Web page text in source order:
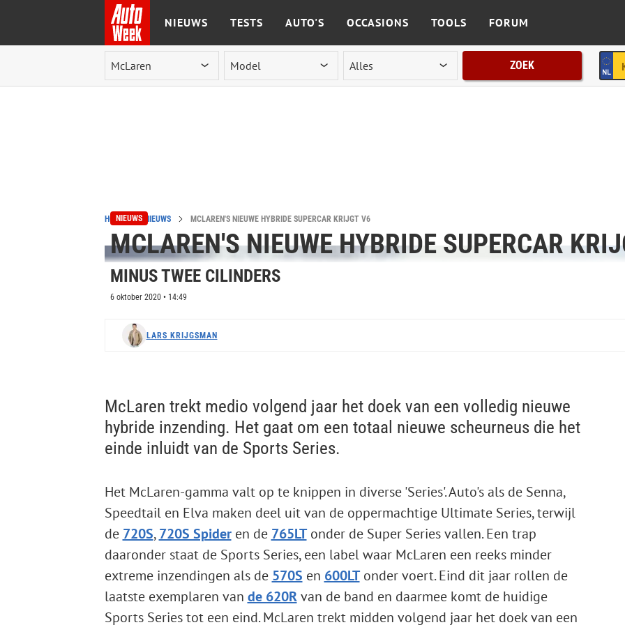
Ga naar de inhoud
NIEUWS TESTS AUTO'S OCCASIONS TOOLS FORUM
ZOEK
HOME NIEUWS MCLAREN'S NIEUWE HYBRIDE SUPERCAR KRIJGT V6
NIEUWS
MCLAREN'S NIEUWE HYBRIDE SUPERCAR
MINUS TWEE CILINDERS
6 oktober 2020 • 14:49
LARS KRIJGSMAN
McLaren trekt medio volgend jaar het doek van een volledig nieuwe
hybride inzending. Het gaat om een totaal nieuwe scheurneus die het
einde inluidt van de Sports Series.
Het McLaren-gamma valt op te knippen in diverse 'Series'. Auto's als de Senna,
Speedtail en Elva maken deel uit van de oppermachtige Ultimate Series, terwijl
de 720S,720S Spideren de 765LTonder de Super Series vallen. Een trap
daaronder staat de Sports Series, een label waar McLaren een reeks minder
extreme inzendingen als de 570S en 600LTonder voert. Eind dit jaar rollen de
laatste exemplaren van de 620Rvan de band en daarmee komt de huidige
Sports Series tot een eind. McLaren trekt midden volgend jaar het doek van een